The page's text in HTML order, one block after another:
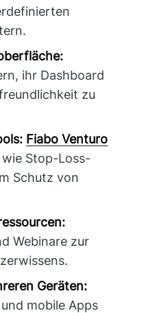
ihr Dashboard
zu
Fiabo Venturo
Stop-Loss-
Schutz von
Webinare zur
Geräten:
mobile Apps